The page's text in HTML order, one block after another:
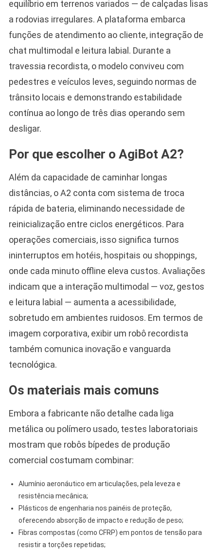
equilíbrio em terrenos variados — de calçadas lisas
a rodovias irregulares. A plataforma embarca
funções de atendimento ao cliente, integração de
chat multimodal e leitura labial. Durante a
travessia recordista, o modelo conviveu com
pedestres e veículos leves, seguindo normas de
trânsito locais e demonstrando estabilidade
contínua ao longo de três dias operando sem
desligar.
Por que escolher o AgiBot A2?
Além da capacidade de caminhar longas
distâncias, o A2 conta com sistema de troca
rápida de bateria, eliminando necessidade de
reinicialização entre ciclos energéticos. Para
operações comerciais, isso significa turnos
ininterruptos em hotéis, hospitais ou shoppings,
onde cada minuto offline eleva custos. Avaliações
indicam que a interação multimodal — voz, gestos
e leitura labial — aumenta a acessibilidade,
sobretudo em ambientes ruidosos. Em termos de
imagem corporativa, exibir um robô recordista
também comunica inovação e vanguarda
tecnológica.
Os materiais mais comuns
Embora a fabricante não detalhe cada liga
metálica ou polímero usado, testes laboratoriais
mostram que robôs bípedes de produção
comercial costumam combinar:
Alumínio aeronáutico em articulações, pela leveza e
resistência mecânica;
Plásticos de engenharia nos painéis de proteção,
oferecendo absorção de impacto e redução de peso;
Fibras compostas (como CFRP) em pontos de tensão para
resistir a torções repetidas;